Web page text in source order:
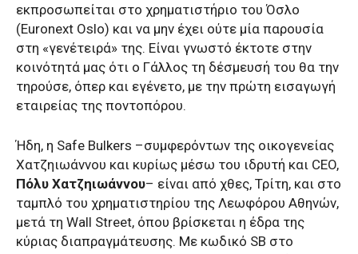
εκπροσωπείται στο χρηματιστήριο του Όσλο
(Euronext Oslo) και να μην έχει ούτε μία παρουσία
στη «γενέτειρά» της. Είναι γνωστό έκτοτε στην
κοινότητά μας ότι ο Γάλλος τη δέσμευσή του θα την
τηρούσε, όπερ και εγένετο, με την πρώτη εισαγωγή
εταιρείας της ποντοπόρου.
Ήδη, η Safe Bulkers –συμφερόντων της οικογενείας
Χατζηιωάννου και κυρίως μέσω του ιδρυτή και CEO,
Πόλυ Χατζηιωάννου– είναι από χθες, Τρίτη, και στο
ταμπλό του χρηματιστηρίου της Λεωφόρου Αθηνών,
μετά τη Wall Street, όπου βρίσκεται η έδρα της
κύριας διαπραγμάτευσης. Με κωδικό SB στο